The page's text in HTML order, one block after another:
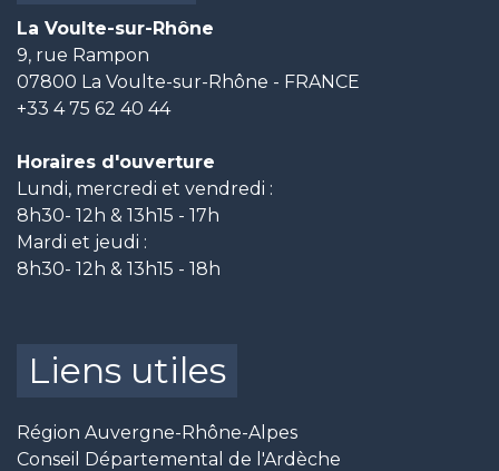
La Voulte-sur-Rhône
9, rue Rampon
07800 La Voulte-sur-Rhône - FRANCE
+33 4 75 62 40 44
Horaires d'ouverture
Lundi, mercredi et vendredi :
8h30- 12h & 13h15 - 17h
Mardi et jeudi :
8h30- 12h & 13h15 - 18h
Liens utiles
Région Auvergne-Rhône-Alpes
Conseil Départemental de l'Ardèche